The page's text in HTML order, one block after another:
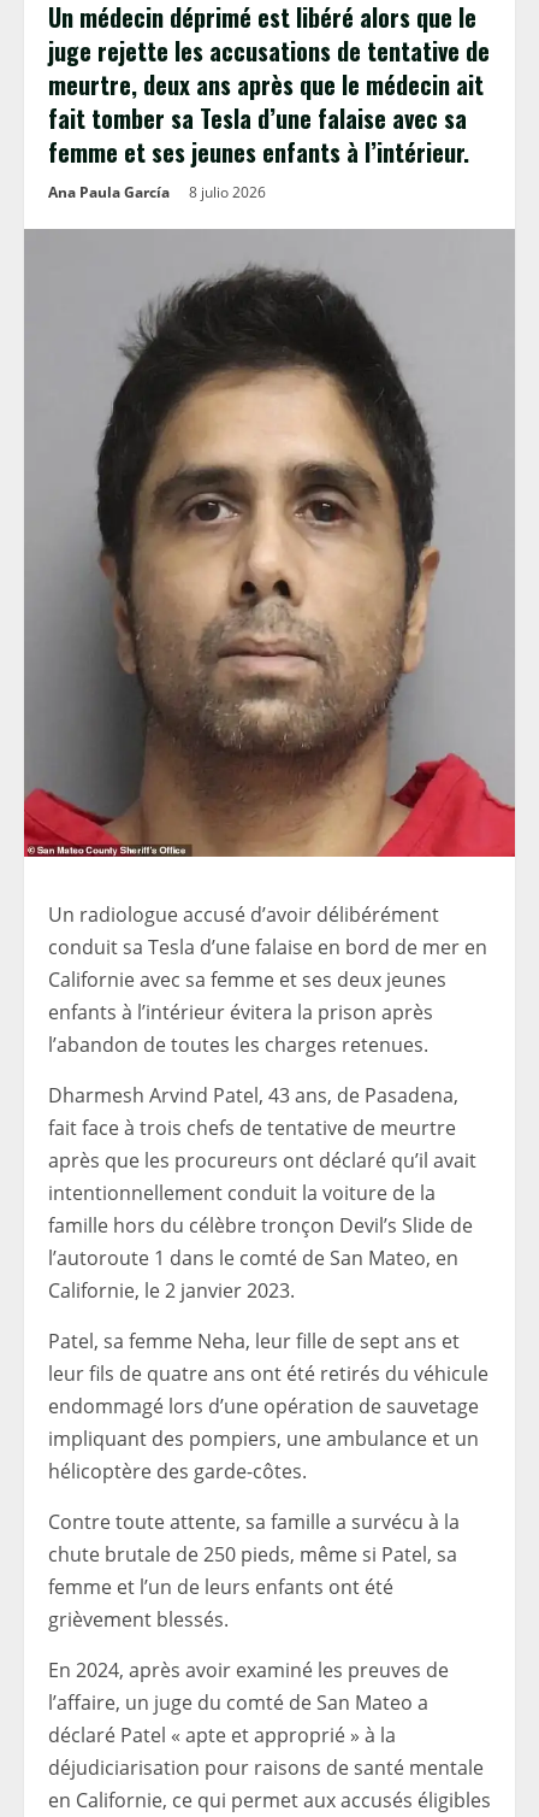
Un médecin déprimé est libéré alors que le
juge rejette les accusations de tentative de
meurtre, deux ans après que le médecin ait
fait tomber sa Tesla d’une falaise avec sa
femme et ses jeunes enfants à l’intérieur.
Ana Paula García 8 julio 2026
Un radiologue accusé d’avoir délibérément
conduit sa Tesla d’une falaise en bord de mer en
Californie avec sa femme et ses deux jeunes
enfants à l’intérieur évitera la prison après
l’abandon de toutes les charges retenues.
Dharmesh Arvind Patel, 43 ans, de Pasadena,
fait face à trois chefs de tentative de meurtre
après que les procureurs ont déclaré qu’il avait
intentionnellement conduit la voiture de la
famille hors du célèbre tronçon Devil’s Slide de
l’autoroute 1 dans le comté de San Mateo, en
Californie, le 2 janvier 2023.
Patel, sa femme Neha, leur fille de sept ans et
leur fils de quatre ans ont été retirés du véhicule
endommagé lors d’une opération de sauvetage
impliquant des pompiers, une ambulance et un
hélicoptère des garde-côtes.
Contre toute attente, sa famille a survécu à la
chute brutale de 250 pieds, même si Patel, sa
femme et l’un de leurs enfants ont été
grièvement blessés.
En 2024, après avoir examiné les preuves de
l’affaire, un juge du comté de San Mateo a
déclaré Patel « apte et approprié » à la
déjudiciarisation pour raisons de santé mentale
en Californie, ce qui permet aux accusés éligibles